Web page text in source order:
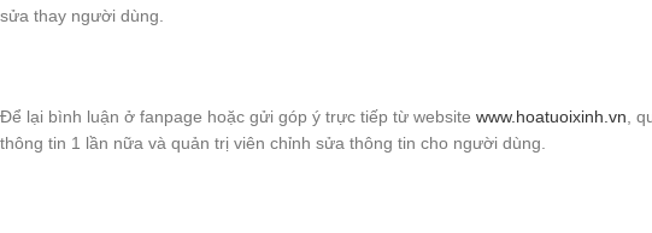
sửa thay người dùng.
Để lại bình luận ở fanpage hoặc gửi góp ý trực tiếp từ website www.hoatuoixinh.vn ,
thông tin 1 lần nữa và quản trị viên chỉnh sửa thông tin cho người dùng.